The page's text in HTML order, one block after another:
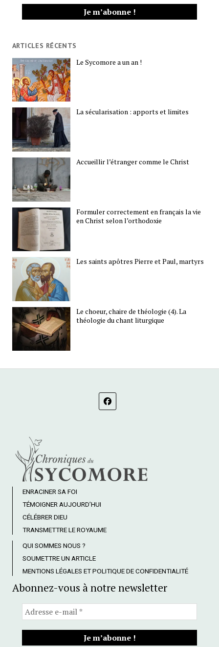
ARTICLES RÉCENTS
Le Sycomore a un an !
La sécularisation : apports et limites
Accueillir l’étranger comme le Christ
Formuler correctement en français la vie
en Christ selon l’orthodoxie
Les saints apôtres Pierre et Paul, martyrs
Le choeur, chaire de théologie (4). La
théologie du chant liturgique
ENRACINER SA FOI
TÉMOIGNER AUJOURD’HUI
CÉLÉBRER DIEU
TRANSMETTRE LE ROYAUME
QUI SOMMES NOUS ?
SOUMETTRE UN ARTICLE
MENTIONS LÉGALES ET POLITIQUE DE CONFIDENTIALITÉ
Abonnez-vous à notre newsletter